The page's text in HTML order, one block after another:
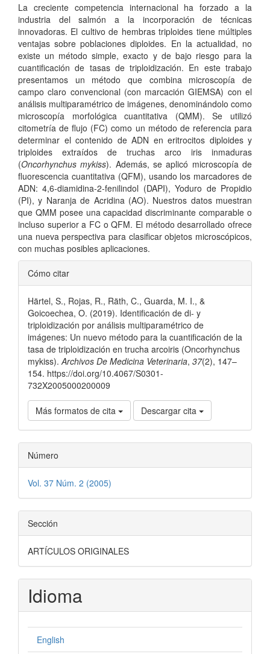
La creciente competencia internacional ha forzado a la
industria del salmón a la incorporación de técnicas
innovadoras. El cultivo de hembras triploides tiene múltiples
ventajas sobre poblaciones diploides. En la actualidad, no
existe un método simple, exacto y de bajo riesgo para la
cuantificación de tasas de triploidización. En este trabajo
presentamos un método que combina microscopía de
campo claro convencional (con marcación GIEMSA) con el
análisis multiparamétrico de imágenes, denominándolo como
microscopía morfológica cuantitativa (QMM). Se utilizó
citometría de flujo (FC) como un método de referencia para
determinar el contenido de ADN en eritrocitos diploides y
triploides extraídos de truchas arco iris inmaduras
(Oncorhynchus mykiss). Además, se aplicó microscopía de
fluorescencia cuantitativa (QFM), usando los marcadores de
ADN: 4,6-diamidina-2-fenilindol (DAPI), Yoduro de Propidio
(PI), y Naranja de Acridina (AO). Nuestros datos muestran
que QMM posee una capacidad discriminante comparable o
incluso superior a FC o QFM. El método desarrollado ofrece
una nueva perspectiva para clasificar objetos microscópicos,
con muchas posibles aplicaciones.
Detalles
del
artículo
Cómo citar
Härtel, S., Rojas, R., Räth, C., Guarda, M. I., &
Goicoechea, O. (2019). Identificación de di- y
triploidización por análisis multiparamétrico de
imágenes: Un nuevo método para la cuantificación de la
tasa de triploidización en trucha arcoiris (Oncorhynchus
mykiss). Archivos De Medicina Veterinaria, 37(2), 147–
154. https://doi.org/10.4067/S0301-
732X2005000200009
Más formatos de cita Descargar cita
Número
Vol. 37 Núm. 2 (2005)
Sección
ARTÍCULOS ORIGINALES
Idioma
English